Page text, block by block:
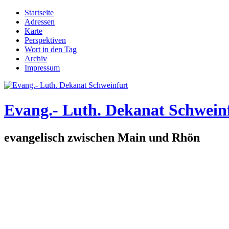
Direkt zum Inhalt
Hauptmenü
Startseite
Adressen
Karte
Perspektiven
Wort in den Tag
Archiv
Impressum
Evang.- Luth. Dekanat
evangelisch zwischen Main und Rhön